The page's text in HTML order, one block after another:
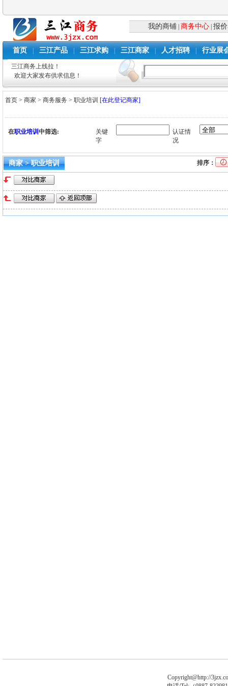
我的商铺 商务中心 |报
首页 三江产品 三江求购 三江商家 人才招聘 行业展
三江商务上线拉！
欢迎大家发布供求信息！
首页 >商家 >商务服务 >职业培训 [在此登记商家]
在职业培训中筛选:
关键
字
认证情
况
商家 > 职业培训 排序：
Copyright@http://